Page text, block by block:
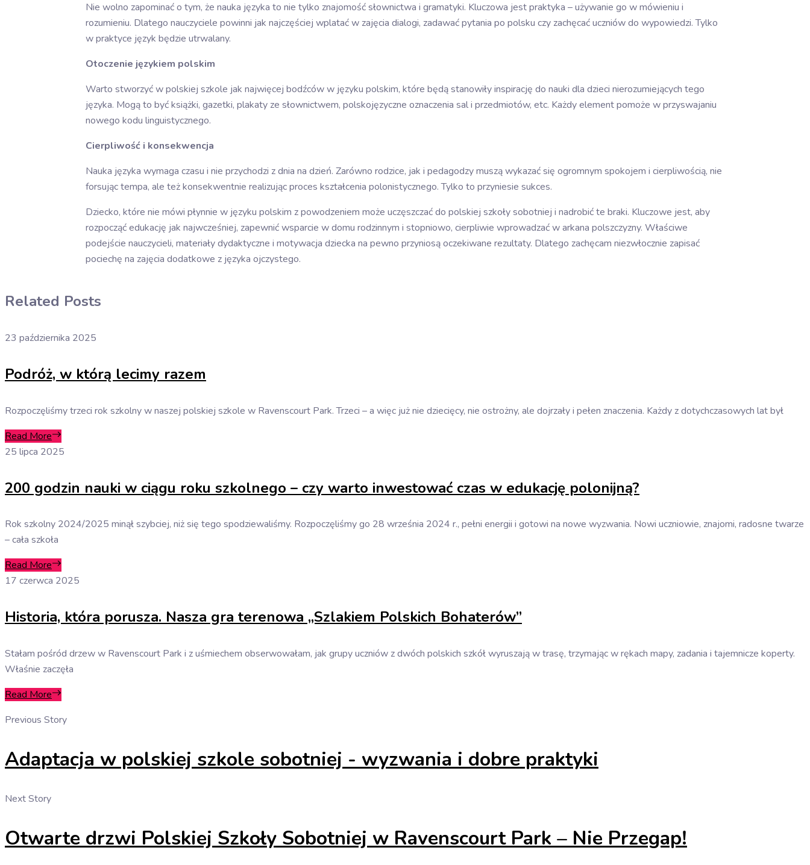
Nie wolno zapominać o tym, że nauka języka to nie tylko znajomość słownictwa i gramatyki. Kluczowa jest praktyka – używanie go w mówieniu i
rozumieniu. Dlatego nauczyciele powinni jak najczęściej wplatać w zajęcia dialogi, zadawać pytania po polsku czy zachęcać uczniów do wypowiedzi. Tylko
w praktyce język będzie utrwalany.
Otoczenie językiem polskim
Warto stworzyć w polskiej szkole jak najwięcej bodźców w języku polskim, które będą stanowiły inspirację do nauki dla dzieci nierozumiejących tego
języka. Mogą to być książki, gazetki, plakaty ze słownictwem, polskojęzyczne oznaczenia sal i przedmiotów, etc. Każdy element pomoże w przyswajaniu
nowego kodu linguistycznego.
Cierpliwość i konsekwencja
Nauka języka wymaga czasu i nie przychodzi z dnia na dzień. Zarówno rodzice, jak i pedagodzy muszą wykazać się ogromnym spokojem i cierpliwością, nie
forsując tempa, ale też konsekwentnie realizując proces kształcenia polonistycznego. Tylko to przyniesie sukces.
Dziecko, które nie mówi płynnie w języku polskim z powodzeniem może uczęszczać do polskiej szkoły sobotniej i nadrobić te braki. Kluczowe jest, aby
rozpocząć edukację jak najwcześniej, zapewnić wsparcie w domu rodzinnym i stopniowo, cierpliwie wprowadzać w arkana polszczyzny. Właściwe
podejście nauczycieli, materiały dydaktyczne i motywacja dziecka na pewno przyniosą oczekiwane rezultaty. Dlatego zachęcam niezwłocznie zapisać
pociechę na zajęcia dodatkowe z języka ojczystego.
Related Posts
23 października 2025
Podróż, w którą lecimy razem
Rozpoczęliśmy trzeci rok szkolny w naszej polskiej szkole w Ravenscourt Park. Trzeci – a więc już nie dziecięcy, nie ostrożny, ale dojrzały i pełen znaczenia. Każdy z dotychczasowych lat był
Read More
25 lipca 2025
200 godzin nauki w ciągu roku szkolnego – czy warto inwestować czas w edukację polonijną?
Rok szkolny 2024/2025 minął szybciej, niż się tego spodziewaliśmy. Rozpoczęliśmy go 28 września 2024 r., pełni energii i gotowi na nowe wyzwania. Nowi uczniowie, znajomi, radosne twarze
– cała szkoła
Read More
17 czerwca 2025
Historia, która porusza. Nasza gra terenowa „Szlakiem Polskich Bohaterów”
Stałam pośród drzew w Ravenscourt Park i z uśmiechem obserwowałam, jak grupy uczniów z dwóch polskich szkół wyruszają w trasę, trzymając w rękach mapy, zadania i tajemnicze koperty.
Właśnie zaczęła
Read More
Previous Story
Adaptacja w polskiej szkole sobotniej - wyzwania i dobre praktyki
Next Story
Otwarte drzwi Polskiej Szkoły Sobotniej w Ravenscourt Park – Nie Przegap!